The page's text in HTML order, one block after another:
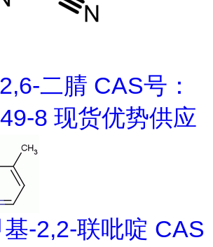
二腈 CAS号：
8 现货优势供应
-2,2-联吡啶 CAS